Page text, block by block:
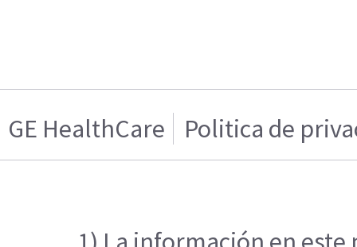
GE HealthCare Politica de